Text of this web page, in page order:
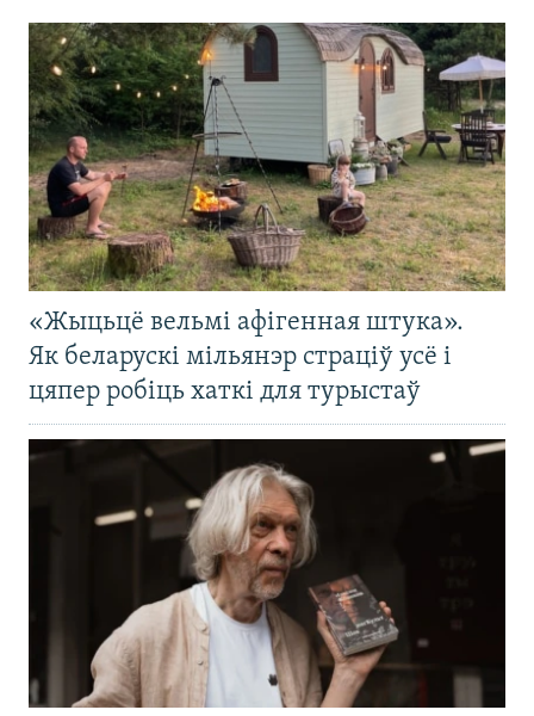
«Жыцьцё вельмі афігенная штука».
Як беларускі мільянэр страціў усё і
цяпер робіць хаткі для турыстаў